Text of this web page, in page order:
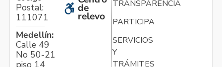
Postal:
111071
Medellín:
Calle 49
No 50-21
piso 14
de
relevo
TRANSPARENCIA
PARTICIPA
SERVICIOS
Y
TRÁMITES